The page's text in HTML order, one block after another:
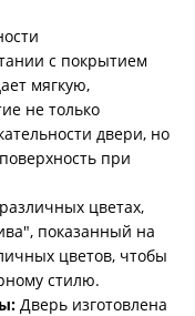
с покрытием
мягкую,
не только
двери, но
при
цветах,
показанный на
цветов, чтобы
стилю.
Дверь изготовлена